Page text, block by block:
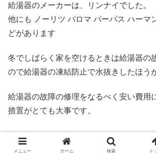
給湯器のメーカーは、リンナイでした。
他にも ノーリツ パロマ パーパス ハーマ
どがあります
冬でしばらく家を空けるときは給湯器の
ので給湯器の凍結防止で水抜きしたほう
給湯器の故障の修理をなるべく安い費用
措置がとても大事です。
少し時間的に余裕があるなら給湯器交換
で下調べするのもおすすめです。
メニュー ホーム 検索 ト